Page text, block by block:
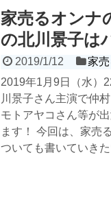
家売るオンナ
の北川景子は
2019/1/12 家
2019年1月9日（水）
川景子さん主演で仲
モトアヤコさん等が
ます！ 今回は、家売
ついても書いていきた